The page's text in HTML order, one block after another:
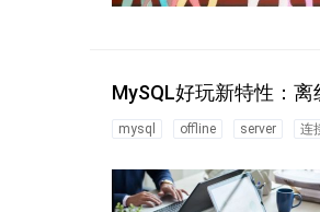
MySQL好玩新特性：离
mysql offline server 连